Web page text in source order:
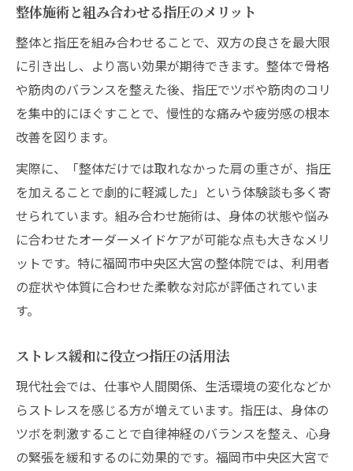
整体施術と組み合わせる指圧のメリット
整体と指圧を組み合わせることで、双方の良さを最大限
に引き出し、より高い効果が期待できます。整体で骨格
や筋肉のバランスを整えた後、指圧でツボや筋肉のコリ
を集中的にほぐすことで、慢性的な痛みや疲労感の根本
改善を図ります。
実際に、「整体だけでは取れなかった肩の重さが、指圧
を加えることで劇的に軽減した」という体験談も多く寄
せられています。組み合わせ施術は、身体の状態や悩み
に合わせたオーダーメイドケアが可能な点も大きなメリ
ットです。特に福岡市中央区大宮の整体院では、利用者
の症状や体質に合わせた柔軟な対応が評価されていま
す。
ストレス緩和に役立つ指圧の活用法
現代社会では、仕事や人間関係、生活環境の変化などか
らストレスを感じる方が増えています。指圧は、身体の
ツボを刺激することで自律神経のバランスを整え、心身
の緊張を緩和するのに効果的です。福岡市中央区大宮で